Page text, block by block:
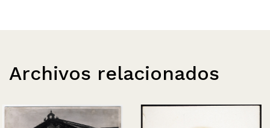
Archivos relacionados